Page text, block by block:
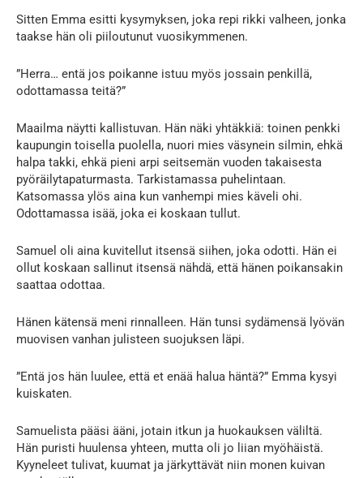
Sitten Emma esitti kysymyksen, joka repi rikki valheen, jonka
taakse hän oli piiloutunut vuosikymmenen.
”Herra… entä jos poikanne istuu myös jossain penkillä,
odottamassa teitä?”
Maailma näytti kallistuvan. Hän näki yhtäkkiä: toinen penkki
kaupungin toisella puolella, nuori mies väsynein silmin, ehkä
halpa takki, ehkä pieni arpi seitsemän vuoden takaisesta
pyöräilytapaturmasta. Tarkistamassa puhelintaan.
Katsomassa ylös aina kun vanhempi mies käveli ohi.
Odottamassa isää, joka ei koskaan tullut.
Samuel oli aina kuvitellut itsensä siihen, joka odotti. Hän ei
ollut koskaan sallinut itsensä nähdä, että hänen poikansakin
saattaa odottaa.
Hänen kätensä meni rinnalleen. Hän tunsi sydämensä lyövän
muovisen vanhan julisteen suojuksen läpi.
”Entä jos hän luulee, että et enää halua häntä?” Emma kysyi
kuiskaten.
Samuelista pääsi ääni, jotain itkun ja huokauksen väliltä.
Hän puristi huulensa yhteen, mutta oli jo liian myöhäistä.
Kyyneleet tulivat, kuumat ja järkyttävät niin monen kuivan